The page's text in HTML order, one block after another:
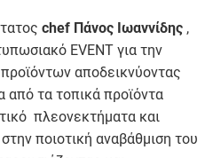
chef Πάνος Ιωαννίδης ,
EVENT για την
αποδεικνύοντας
από τα τοπικά προϊόντα
πλεονεκτήματα και
ποιοτική αναβάθμιση του